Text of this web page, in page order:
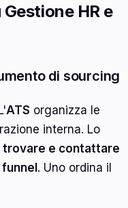
HR e
di sourcing
ATS organizza le
interna. Lo
trovare e contattare
. Uno ordina il